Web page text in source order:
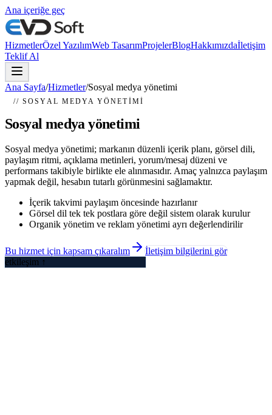
Ana içeriğe geç
HizmetlerÖzel YazılımWeb TasarımProjelerBlogHakkımızdaİletişim
Teklif Al
Ana Sayfa/Hizmetler/Sosyal medya yönetimi
// SOSYAL MEDYA YÖNETIMI
Sosyal medya yönetimi
Sosyal medya yönetimi; markanın düzenli içerik planı, görsel dili,
paylaşım ritmi, açıklama metinleri, yorum/mesaj düzeni ve
performans takibiyle birlikte ele alınmasıdır. Amaç yalnızca paylaşım
yapmak değil, hesabın tutarlı görünmesini sağlamaktır.
İçerik takvimi paylaşım öncesinde hazırlanır
Görsel dil tek tek postlara göre değil sistem olarak kurulur
Organik yönetim ve reklam yönetimi ayrı değerlendirilir
Bu hizmet için kapsam çıkaralım
İletişim bilgilerini gör
etkileşim ↑